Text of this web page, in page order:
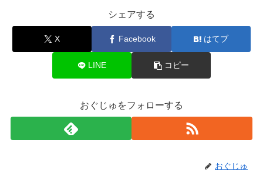
シェアする
X Facebook はてブ
LINE コピー
おぐじゅをフォローする
おぐじゅ